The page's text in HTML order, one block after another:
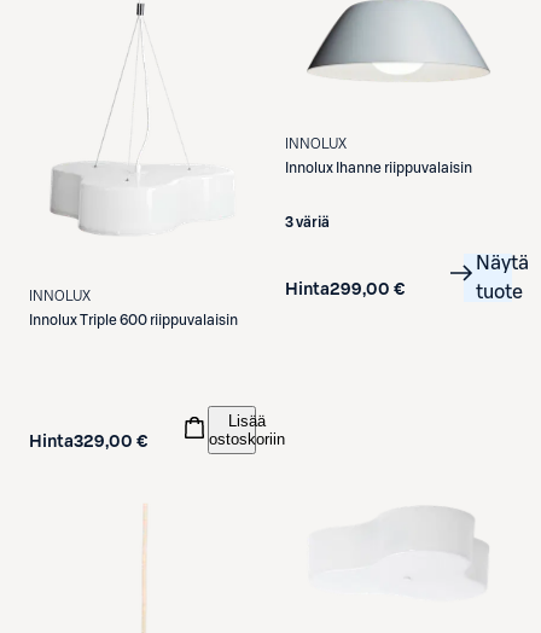
INNOLUX
InnoluxTriple 600 riippuvalaisin
Hinta329,00 €
Lisää
ostoskoriin
INNOLUX
Innolux Ihanne riippuvalaisin
3 väriä
Hinta299,00 €
Näytä
tuote